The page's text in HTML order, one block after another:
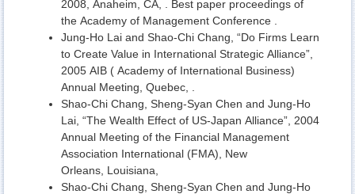
2008, Anaheim, CA, . Best paper proceedings of
the Academy of Management Conference .
Jung-Ho Lai and Shao-Chi Chang, “Do Firms Learn
to Create Value in International Strategic Alliance”,
2005 AIB ( Academy of International Business)
Annual Meeting, Quebec, .
Shao-Chi Chang, Sheng-Syan Chen and Jung-Ho
Lai, “The Wealth Effect of US-Japan Alliance”, 2004
Annual Meeting of the Financial Management
Association International (FMA), New
Orleans, Louisiana,
Shao-Chi Chang, Sheng-Syan Chen and Jung-Ho